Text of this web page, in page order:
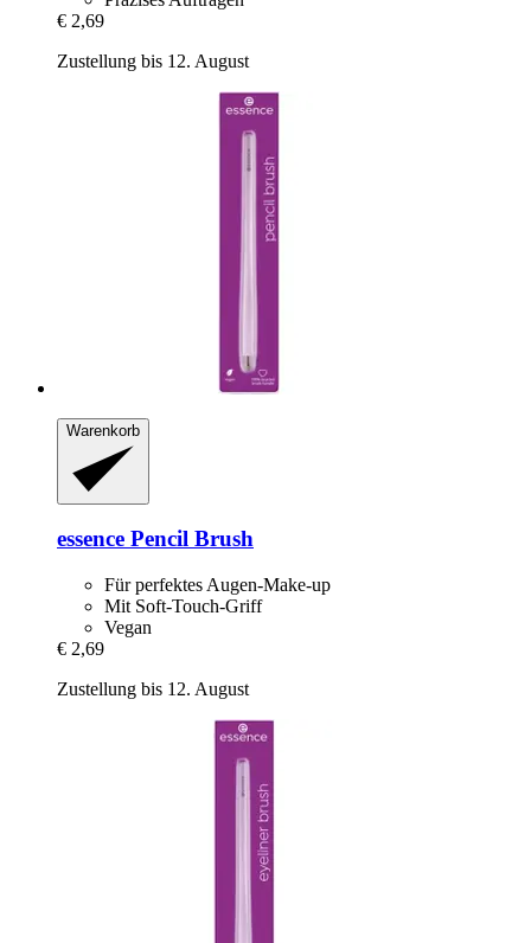
€ 2,69
Zustellung bis 12. August
Warenkorb
essence Pencil Brush
Für perfektes Augen-Make-up
Mit Soft-Touch-Griff
Vegan
€ 2,69
Zustellung bis 12. August